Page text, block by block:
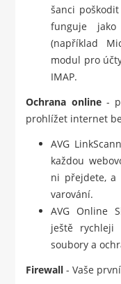
šanci
funguje
(například
modul pro
IMAP.
Ochrana online-
prohlížet internet
AVG
každou
ni přejdete, a
varování.
AVG Online
ještě rychleji
soubory a
Firewall - Vaše